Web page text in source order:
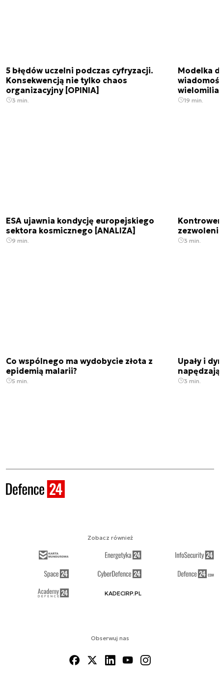
5 błędów uczelni podczas cyfryzacji.
Konsekwencją nie tylko chaos
organizacyjny [OPINIA]
3 min.
Modelka
19 min.
ESA ujawnia kondycję europejskiego
sektora kosmicznego [ANALIZA]
9 min. 3 min.
Co wspólnego ma wydobycie złota z
epidemią malarii?
5 min.
Upały i
3 min.
Obserwuj nas
Zobacz również
KADECIRP.PL